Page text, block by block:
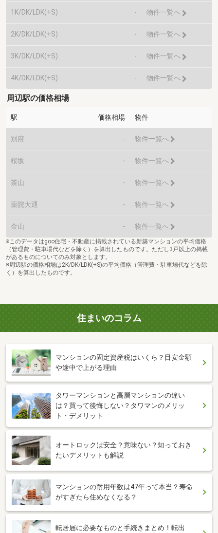
1K/DK/LDK(+S) - 物件一覧へ
2K/DK/LDK(+S) - 物件一覧へ
3K/DK/LDK(+S) - 物件一覧へ
4K/DK/LDK(+S) - 物件一覧へ
周辺駅の価格相場
駅 価格相場 物件
別府 - 物件一覧へ
桜坂 - 物件一覧へ
茶山 - 物件一覧へ
薬院大通 - 物件一覧へ
金山 - 物件一覧へ
※このデータはgoo住宅・不動産に掲載されている新築マンションの平均価格
（管理費・駐車場代などを除く）を算出したものです。ただし3戸以上の掲載
があるものについてのみ対象とします。
※周辺駅の価格相場は2K/DK/LDK(+S)の平均価格（管理費・駐車場代などを除
く）を算出したものです。
住まいのコラム
マンションの固定資産税はいくら？目安金額
や途中で上がる理由
タワーマンションと高層マンションの違い
は？買って後悔しない？タワマンのメリッ
ト・デメリット
オートロックは安全？意味ない？知っておき
たいデメリットも解説
マンションの耐用年数は47年って本当？寿命
がすぎたら住めなくなる？
転居届に必要なものと手続きまとめ！転出